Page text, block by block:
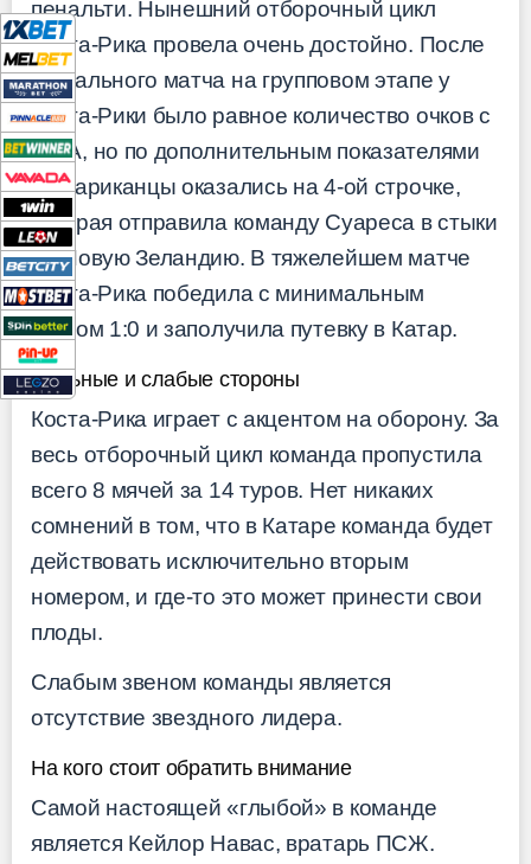
пенальти. Нынешний отборочный цикл
Коста-Рика провела очень достойно. После
финального матча на групповом этапе у
Коста-Рики было равное количество очков с
США, но по дополнительным показателями
костариканцы оказались на 4-ой строчке,
которая отправила команду Суареса в стыки
на Новую Зеландию. В тяжелейшем матче
Коста-Рика победила с минимальным
счетом 1:0 и заполучила путевку в Катар.
Сильные и слабые стороны
Коста-Рика играет с акцентом на оборону. За
весь отборочный цикл команда пропустила
всего 8 мячей за 14 туров. Нет никаких
сомнений в том, что в Катаре команда будет
действовать исключительно вторым
номером, и где-то это может принести свои
плоды.
Слабым звеном команды является
отсутствие звездного лидера.
На кого стоит обратить внимание
Самой настоящей «глыбой» в команде
является Кейлор Навас, вратарь ПСЖ.